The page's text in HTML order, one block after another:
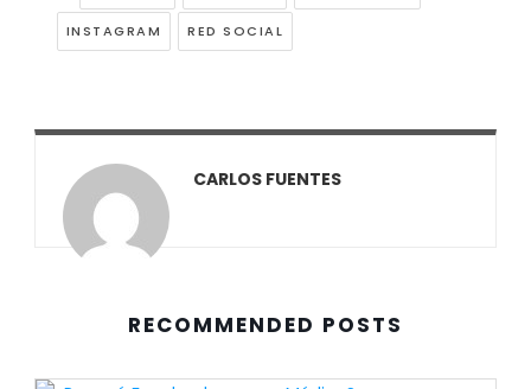
INSTAGRAM RED SOCIAL
CARLOS FUENTES
RECOMMENDED POSTS